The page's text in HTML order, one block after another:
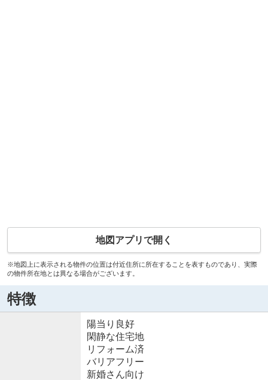
地図アプリで開く
※地図上に表示される物件の位置は付近住所に所在することを表すものであり、実際
の物件所在地とは異なる場合がございます。
特徴
陽当り良好
閑静な住宅地
リフォーム済
バリアフリー
新婚さん向け